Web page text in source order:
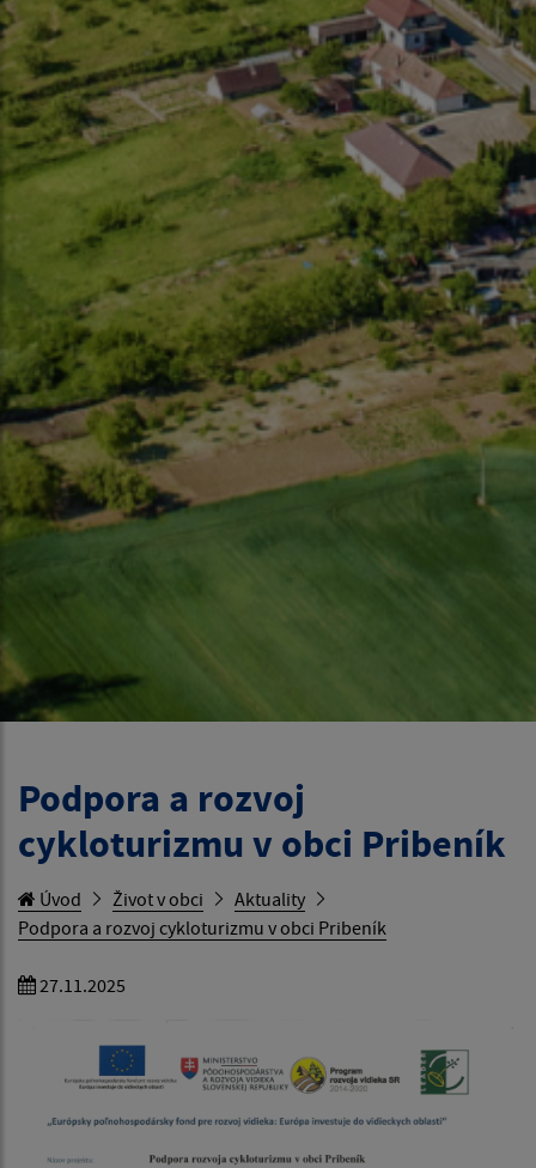
Podpora a rozvoj
cykloturizmu v obci Pribeník
Úvod Život v obci
Aktuality
Podpora a rozvoj cykloturizmu v obci Pribeník
27.11.2025